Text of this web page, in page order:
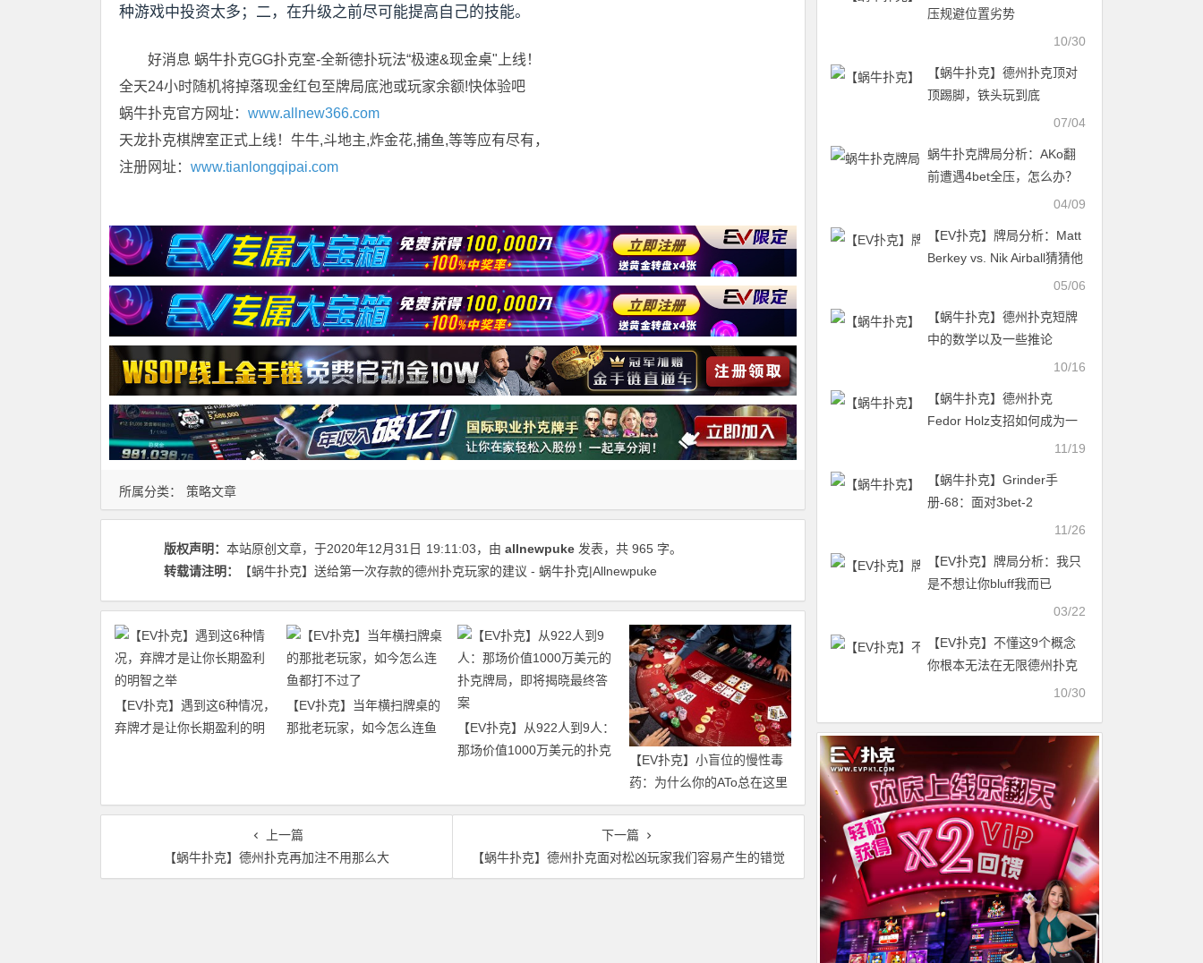
种游戏中投资太多；二，在升级之前尽可能提高自己的技能。
好消息 蜗牛扑克GG扑克室-全新德扑玩法“极速&现金桌"上线！
全天24小时随机将掉落现金红包至牌局底池或玩家余额!快体验吧
蜗牛扑克官方网址： www.allnew366.com
天龙扑克棋牌室正式上线！牛牛,斗地主,炸金花,捕鱼,等等应有尽有，
注册网址： www.tianlongqipai.com
所属分类： 策略文章
版权声明： 本站原创文章，于2020年12月31日 19:11:03，由 allnewpuke 发表，共 965 字。
转载请注明：
【蜗牛扑克】送给第一次存款的德州扑克玩家的建议 - 蜗牛扑克|Allnewpuke
【EV扑克】遇到这6种情况，
弃牌才是让你长期盈利的明
【EV扑克】当年横扫牌桌的
那批老玩家，如今怎么连鱼
【EV扑克】从922人到9人：
那场价值1000万美元的扑克
【EV扑克】小盲位的慢性毒
药：为什么你的ATo总在这里
输钱？
上一篇
【蜗牛扑克】德州扑克再加注不用那么大
下一篇
【蜗牛扑克】德州扑克面对松凶玩家我们容易产生的错觉
压规避位置劣势
10/30
【蜗牛扑克】德州扑克顶对
顶踢脚，铁头玩到底
07/04
蜗牛扑克牌局分析：AKo翻
前遭遇4bet全压，怎么办？
04/09
【EV扑克】牌局分析：Matt
Berkey vs. Nik Airball猜猜他
05/06
【蜗牛扑克】德州扑克短牌
中的数学以及一些推论
10/16
【蜗牛扑克】德州扑克
Fedor Holz支招如何成为一
名优秀的扑克玩家（上）11/19
【蜗牛扑克】Grinder手
册-68：面对3bet-2
11/26
【EV扑克】牌局分析：我只
是不想让你bluff我而已
03/22
【EV扑克】不懂这9个概念
你根本无法在无限德州扑克
10/30